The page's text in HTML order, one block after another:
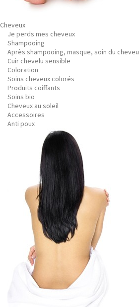
Cheveux
Je perds mes cheveux
Shampooing
Après shampooing, masque, soin du cheveu
Cuir chevelu sensible
Coloration
Soins cheveux colorés
Produits coiffants
Soins bio
Cheveux au soleil
Accessoires
Anti poux